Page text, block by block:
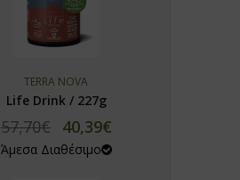
TERRA NOVA
Life Drink / 227g
57,70€ 40,39€
Άμεσα Διαθέσιμο